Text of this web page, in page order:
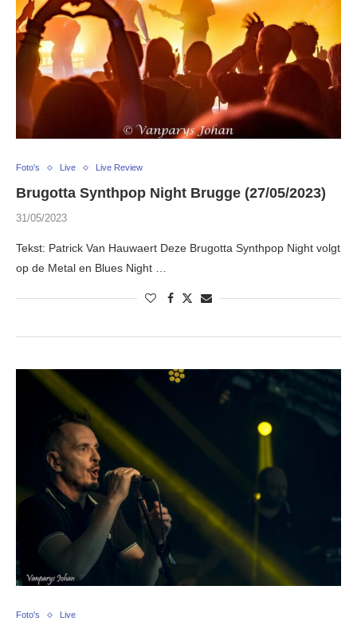
Foto's Live Live Review
Brugotta Synthpop Night Brugge (27/05/2023)
31/05/2023
Tekst: Patrick Van Hauwaert Deze Brugotta Synthpop Night volgt
op de Metal en Blues Night …
Foto's Live